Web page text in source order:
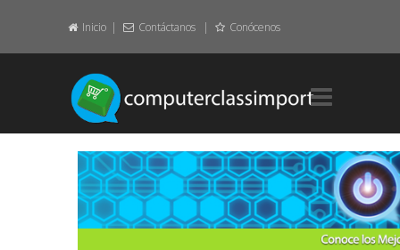
Inicio Contáctanos Conócenos
Home.
Layout.
Element.